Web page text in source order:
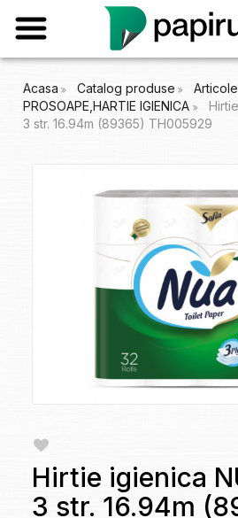
Acasa Catalog produse
PROSOAPE,HARTIE IGIENICA
3 str. 16.94m (89365) TH005929
Hirtie igienica
3 str. 16.94m